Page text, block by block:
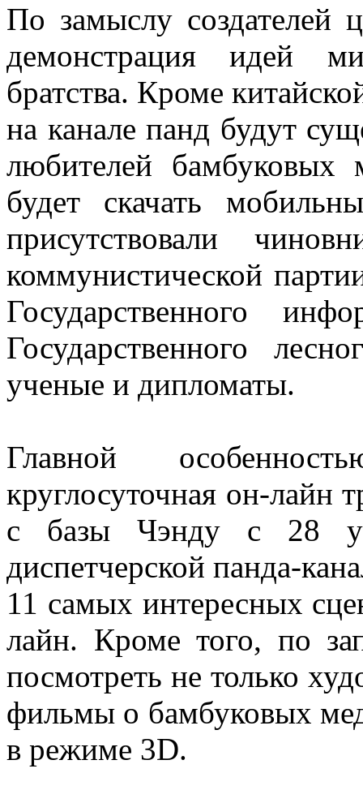
По замыслу создателей
демонстрация идей
братства. Кроме
на канале панд будут
любителей бамбуковых
будет скачать
присутствовали
коммунистической
Государственного
Государственного
ученые и дипломаты.
Главной
круглосуточная он-лайн
с базы Чэнду с 28
диспетчерской панда-
11 самых интересных
лайн. Кроме того, по
посмотреть не только
фильмы о бамбуковых
в режиме 3D.